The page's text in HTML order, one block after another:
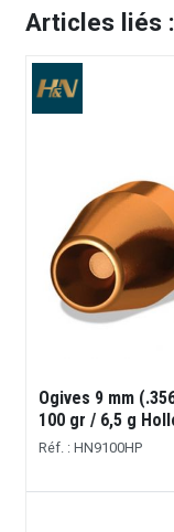
Articles liés :
Ogives 9 mm
100 gr / 6,5 g
Réf. : HN9100HP